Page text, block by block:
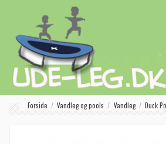
Forside Vandleg og pools Vandleg Duck